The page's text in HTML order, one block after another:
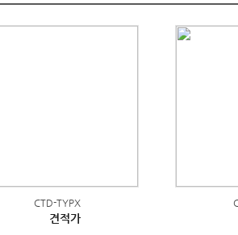
CTD-TYPX
견적가